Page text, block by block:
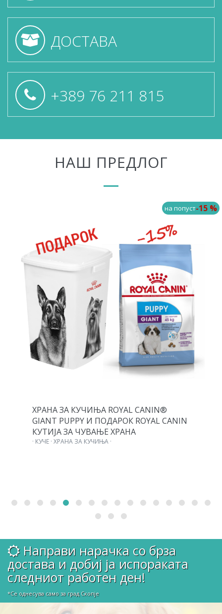
ДОСТАВА
+389 76 211 815
НАШ ПРЕДЛОГ
на попуст-15 %
ХРАНА ЗА КУЧИЊА ROYAL CANIN®
GIANT PUPPY И ПОДАРОК ROYAL CANIN
КУТИЈА ЗА ЧУВАЊЕ ХРАНА
· КУЧЕ · ХРАНА ЗА КУЧИЊА ·
Направи нарачка со брза
достава и добиј ја испораката
следниот работен ден!
*Се однесува само за град Скопје